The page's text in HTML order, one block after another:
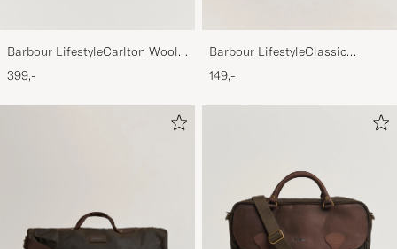
Barbour LifestyleCarlton Wool
BeanieMid Brown
399,-
Barbour LifestyleClassic
Thornproof Dressing
149,-